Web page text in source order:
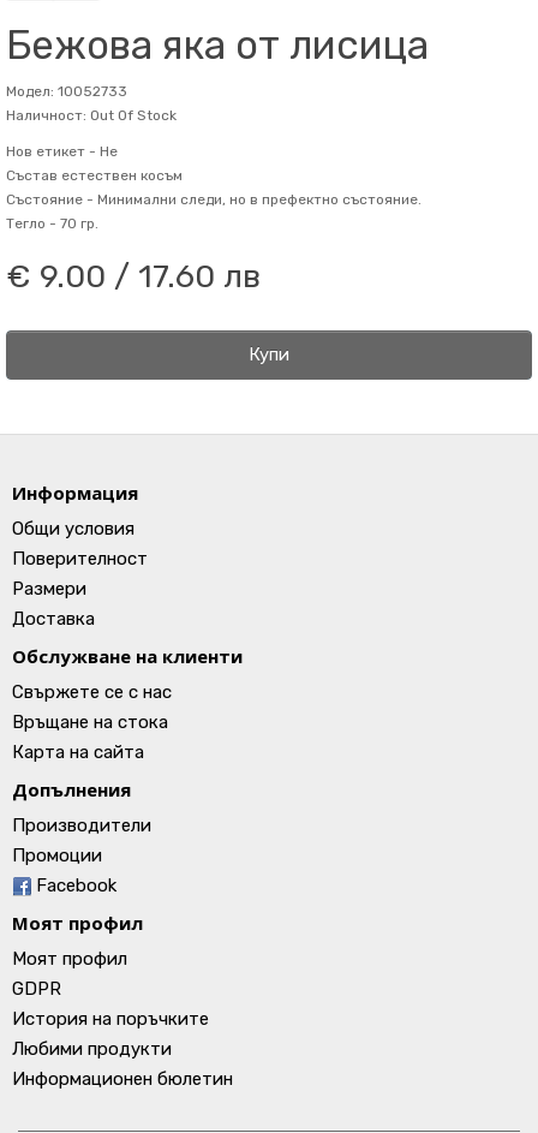
Бежова яка от лисица
Модел: 10052733
Наличност: Out Of Stock
Нов етикет - Не
Състав естествен косъм
Състояние - Минимални следи, но в префектно състояние.
Тегло - 70 гр.
€ 9.00 / 17.60 лв
Купи
Информация
Общи условия
Поверителност
Размери
Доставка
Обслужване на клиенти
Свържете се с нас
Връщане на стока
Карта на сайта
Допълнения
Производители
Промоции
Facebook
Моят профил
Моят профил
GDPR
История на поръчките
Любими продукти
Информационен бюлетин